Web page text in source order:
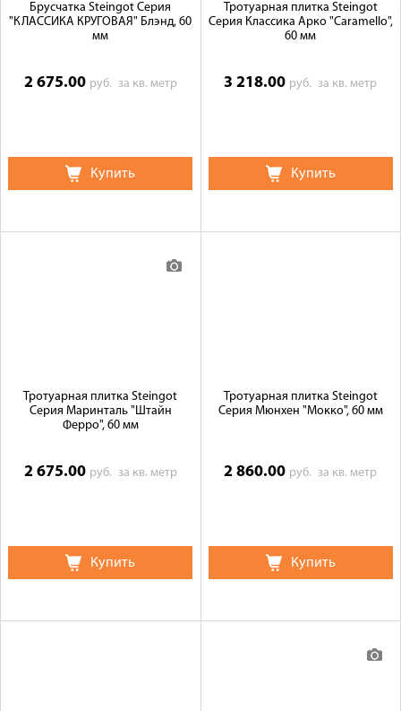
Брусчатка Steingot Серия
"КЛАССИКА КРУГОВАЯ" Блэнд, 60
мм
2 675.00 руб. за кв. метр
Купить
Тротуарная плитка Steingot
Серия Классика Арко "Caramello",
60 мм
3 218.00 руб.за кв. метр
Купить
Тротуарная плитка Steingot
Серия Маринталь "Штайн
Ферро", 60 мм
2 675.00 руб. за кв. метр
Купить
Тротуарная плитка Steingot
Серия Мюнхен "Мокко", 60 мм
2 860.00 руб.за кв. метр
Купить